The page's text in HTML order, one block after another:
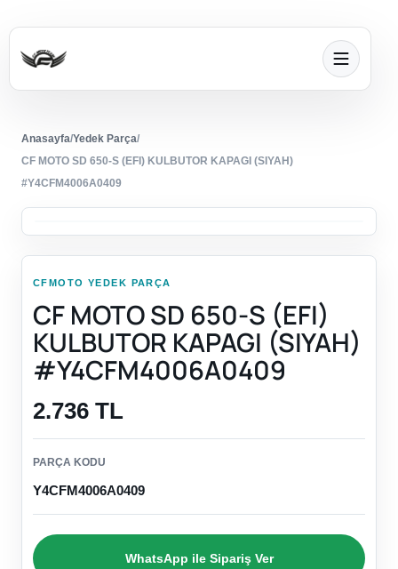
Anasayfa/Yedek Parça/
CF MOTO SD 650-S (EFI) KULBUTOR KAPAGI (SIYAH)
#Y4CFM4006A0409
CFMOTO YEDEK PARÇA
CF MOTO SD 650-S (EFI)
KULBUTOR KAPAGI (SIYAH)
#Y4CFM4006A0409
2.736 TL
PARÇA KODU
Y4CFM4006A0409
WhatsApp ile Sipariş Ver